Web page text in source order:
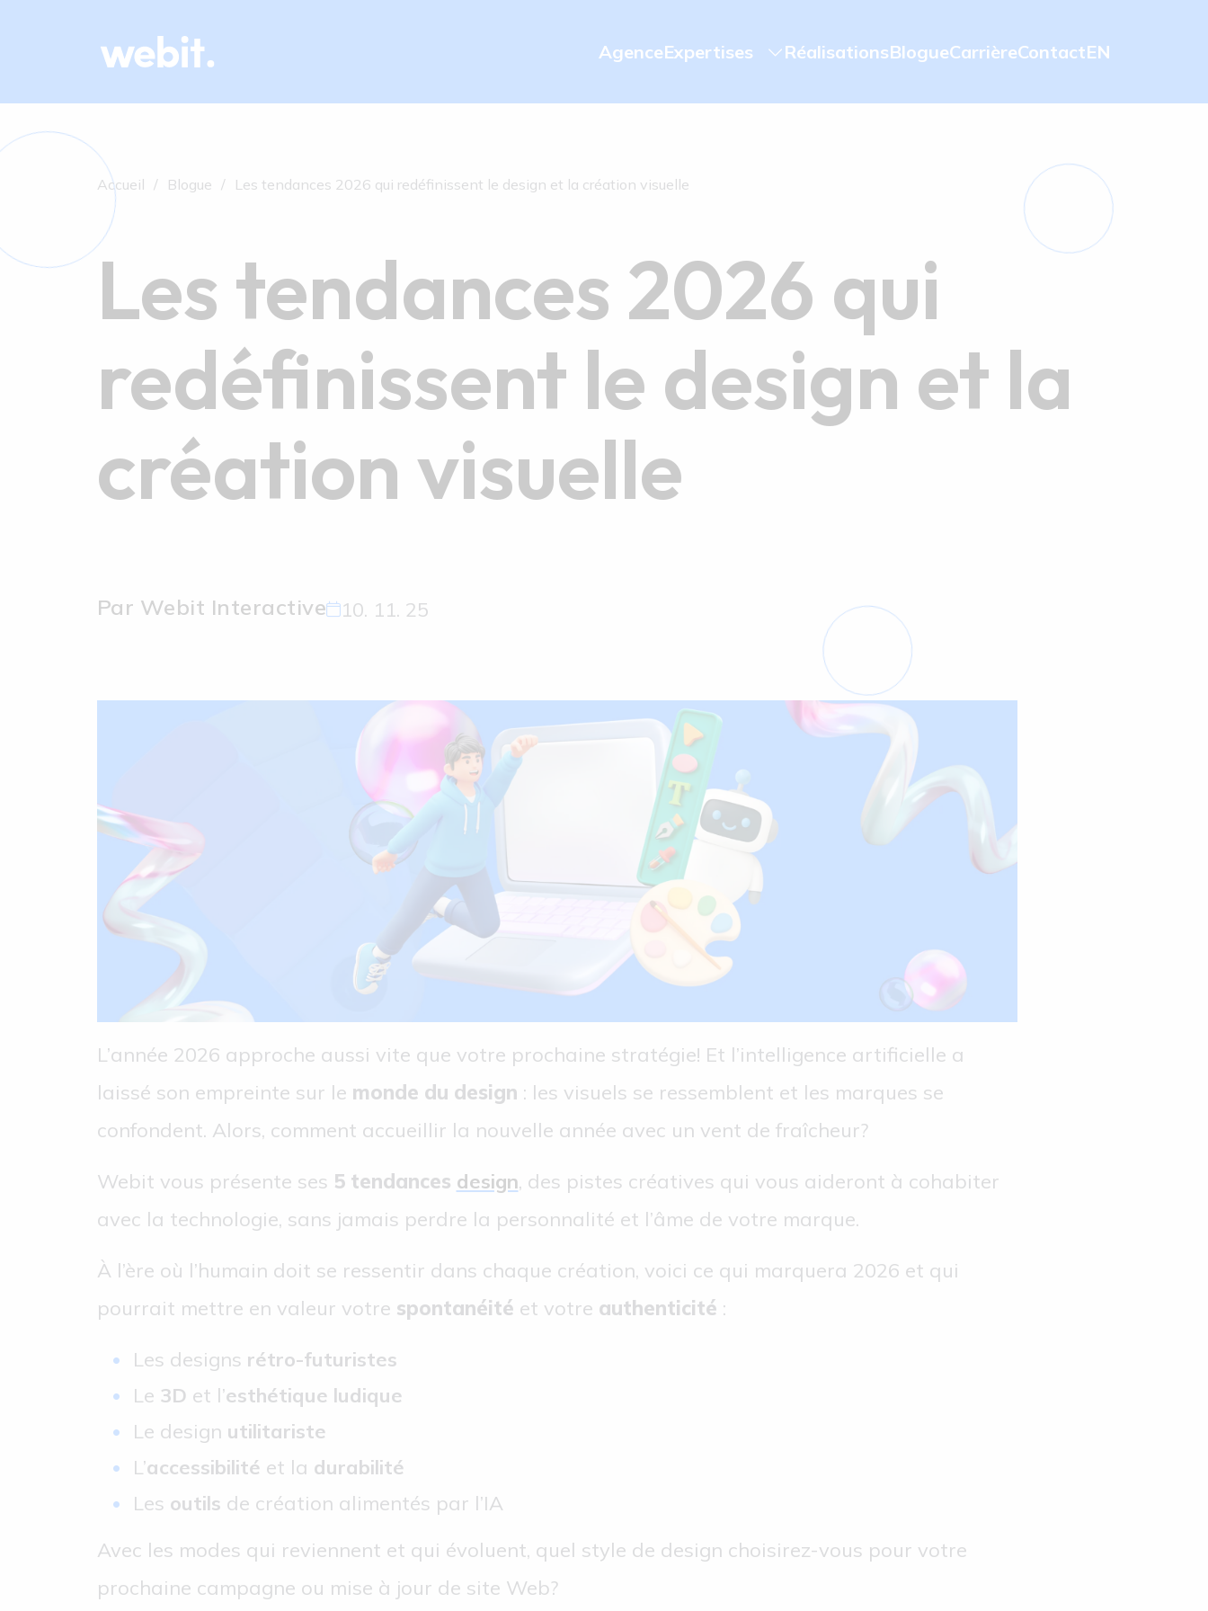
AgenceExpertises RéalisationsBlogueCarrièreContactEN
Accueil Blogue Les tendances 2026 qui redéfinissent le design et la création visuelle
Les tendances 2026 qui
redéfinissent le design et la
création visuelle
Par Webit Interactive 10. 11. 25
L’année 2026 approche aussi vite que votre prochaine stratégie! Et l’intelligence artificielle a
laissé son empreinte sur le monde du design : les visuels se ressemblent et les marques se
confondent. Alors, comment accueillir la nouvelle année avec un vent de fraîcheur?
Webit vous présente ses 5 tendances design, des pistes créatives qui vous aideront à cohabiter
avec la technologie, sans jamais perdre la personnalité et l’âme de votre marque.
À l’ère où l’humain doit se ressentir dans chaque création, voici ce qui marquera 2026 et qui
pourrait mettre en valeur votre spontanéité et votre authenticité :
Les designs rétro-futuristes
Le 3D et l’esthétique ludique
Le design utilitariste
L’accessibilité et la durabilité
Les outils de création alimentés par l’IA
Avec les modes qui reviennent et qui évoluent, quel style de design choisirez-vous pour votre
prochaine campagne ou mise à jour de site Web?